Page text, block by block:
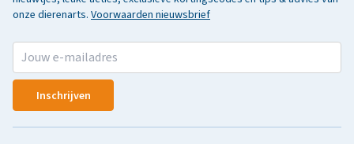
onze dierenarts. Voorwaarden nieuwsbrief
Inschrijven